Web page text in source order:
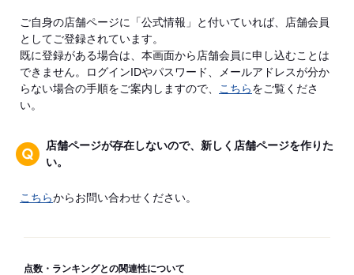
ご自身の店舗ページに「公式情報」と付いていれば、店舗会員
としてご登録されています。
既に登録がある場合は、本画面から店舗会員に申し込むことは
できません。ログインIDやパスワード、メールアドレスが分か
らない場合の手順をご案内しますので、
こちらをご覧くださ
い。
店舗ページが存在しないので、新しく店舗ページを作りた
い。
こちらからお問い合わせください。
点数・ランキングとの関連性について